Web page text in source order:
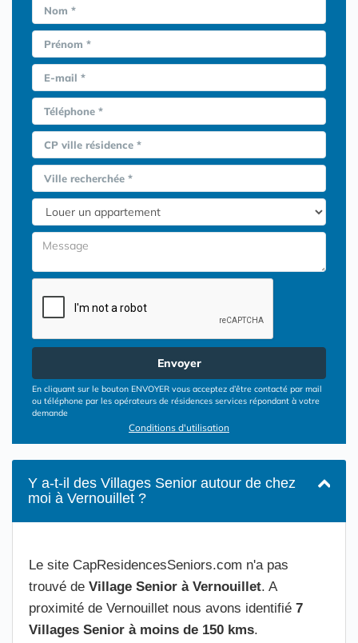
Nom *
Prénom *
E-mail *
Téléphone *
CP ville résidence *
Ville recherchée *
Envoyer
En cliquant sur le bouton ENVOYER vous acceptez d’être contacté par mail
ou téléphone par les opérateurs de résidences services répondant à votre
demande
Conditions d'utilisation
Y a-t-il des Villages Senior autour de chez
moi à Vernouillet ?
Le site CapResidencesSeniors.com n'a pas
trouvé de Village Senior à Vernouillet. A
proximité de Vernouillet nous avons identifié 7
Villages Senior à moins de 150 kms.